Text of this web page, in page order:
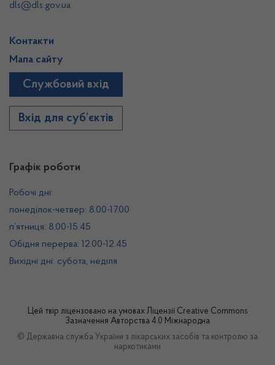
Графік роботи
Робочі дні:
понеділок-четвер: 8.00-17.00
п’ятниця: 8.00-15.45
Обідня перерва: 12.00-12.45
Вихідні дні: субота, неділя
dls@dls.gov.ua
Контакти
Мапа сайту
Службовий вхід
Вхід для суб’єктів
Цей твір ліцензовано на умовах Ліцензії Creative Commons
Зазначення Авторства 4.0 Міжнародна
© Державна служба України з лікарських засобів та контролю за
наркотиками